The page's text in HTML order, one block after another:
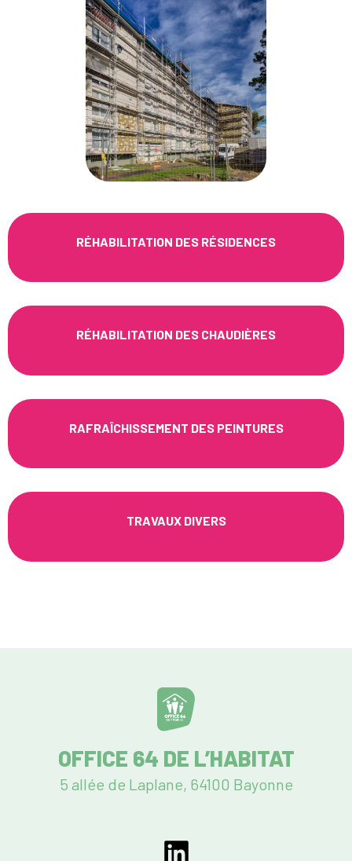
RÉHABILITATION DES RÉSIDENCES
RÉHABILITATION DES CHAUDIÈRES
RAFRAÎCHISSEMENT DES PEINTURES
TRAVAUX DIVERS
OFFICE 64 DE L’HABITAT
5 allée de Laplane, 64100 Bayonne